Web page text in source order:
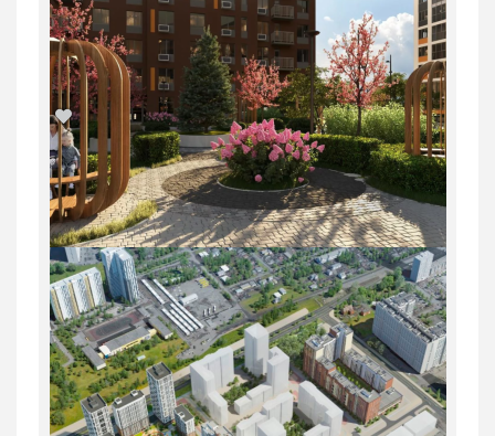
1-комн. квартира в ЖК «Русь» на
ВИЗе...
Россия, Свердловская область,
Екатеринбург
5 547 600 руб.
1 22/31